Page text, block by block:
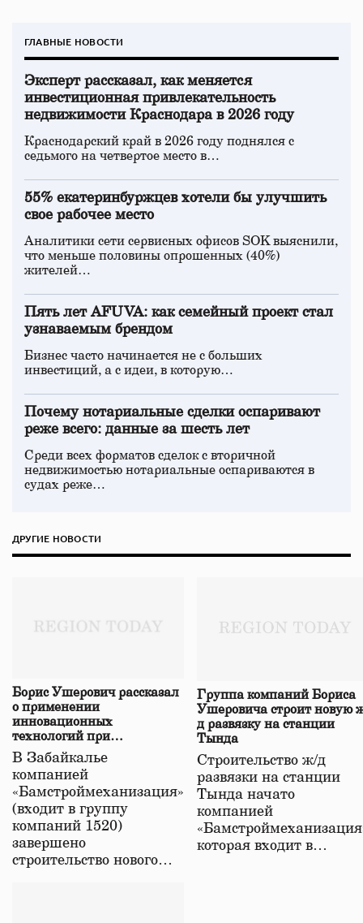
ГЛАВНЫЕ НОВОСТИ
Эксперт рассказал, как меняется
инвестиционная привлекательность
недвижимости Краснодара в 2026 году
Краснодарский край в 2026 году поднялся с
седьмого на четвертое место в…
55% екатеринбуржцев хотели бы улучшить
свое рабочее место
Аналитики сети сервисных офисов SOK выяснили,
что меньше половины опрошенных (40%)
жителей…
Пять лет AFUVA: как семейный проект стал
узнаваемым брендом
Бизнес часто начинается не с больших
инвестиций, а с идеи, в которую…
Почему нотариальные сделки оспаривают
реже всего: данные за шесть лет
Среди всех форматов сделок с вторичной
недвижимостью нотариальные оспариваются в
судах реже…
ДРУГИЕ НОВОСТИ
Борис Ушерович рассказал
о применении
инновационных
технологий при
строительстве нового моста
в Забайкалье
В Забайкалье
компанией
«Бамстроймеханизация»
(входит в группу
компаний 1520)
завершено
строительство нового…
Группа компаний Бориса
Ушеровича строит новую
д развязку на станции
Тында
Строительство ж/д
развязки на станции
Тында начато
компанией
которая входит в…